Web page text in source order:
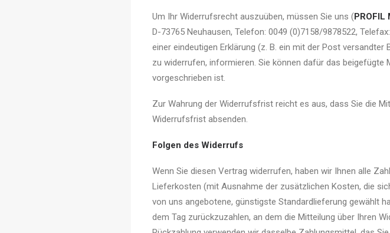
Um Ihr Widerrufsrecht auszuüben, müssen Sie uns (PROFIL
D-73765 Neuhausen, Telefon: 0049 (0)7158/9878522,
einer eindeutigen Erklärung (z. B. ein mit der Post
zu widerrufen, informieren. Sie können dafür das
vorgeschrieben ist.
Zur Wahrung der Widerrufsfrist reicht es aus, dass Sie die
Widerrufsfrist absenden.
Folgen des Widerrufs
Wenn Sie diesen Vertrag widerrufen, haben wir Ihnen alle
Lieferkosten (mit Ausnahme der zusätzlichen Kosten, die
von uns angebotene, günstigste Standardlieferung gewählt
dem Tag zurückzuzahlen, an dem die Mitteilung über Ihren